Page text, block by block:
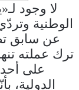
لا وجود
الوطنية
عن سابق
ترك عملته
على
الدولية،